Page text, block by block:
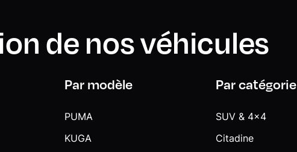
de nos véhicules
Par modèle
PUMA
KUGA
Par catégorie
SUV & 4x4
Citadine